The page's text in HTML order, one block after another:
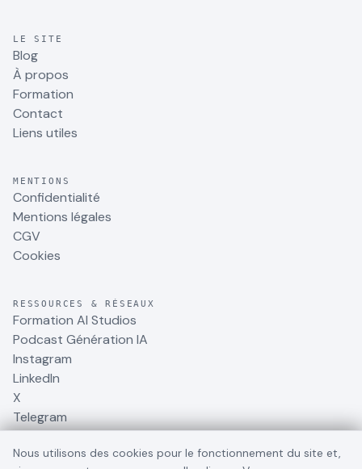
LE SITE
Blog
À propos
Formation
Contact
Liens utiles
MENTIONS
Confidentialité
Mentions légales
CGV
Cookies
RESSOURCES & RÉSEAUX
Formation AI Studios
Podcast Génération IA
Instagram
LinkedIn
X
Telegram
Nous utilisons des cookies pour le fonctionnement du site et,